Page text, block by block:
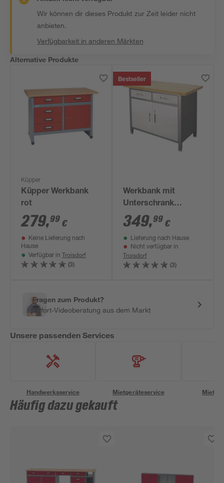
Wir können dir dieses Produkt zur Zeit leider nicht
anbieten.
Verfügbarkeit in anderen Märkten
Alternative Produkte
Küpper
Küpper Werkbank
rot
279,99 €
Keine Lieferung nach
Hause
Verfügbar in Troisdorf
(3)
Bestseller
Werkbank mit
Unterschrank
'System-Profi' 122 x
95 x 61 cm
349,99 €
Lieferung nach Hause
Nicht verfügbar in
Troisdorf
(3)
Fragen zum Produkt?
Sofort-Videoberatung aus dem Markt
Unsere passenden Services
Handwerksservice Mietgeräteservice
Häufig dazu gekauft